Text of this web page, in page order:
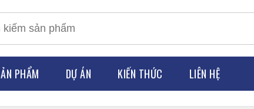
PHẨM DỰ ÁN KIẾN THỨC LIÊN HỆ